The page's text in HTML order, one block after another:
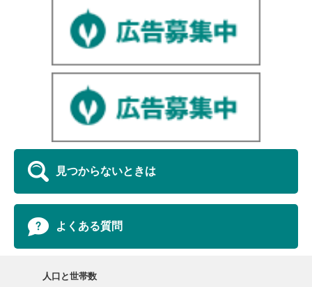
見つからないときは
よくある質問
人口と世帯数